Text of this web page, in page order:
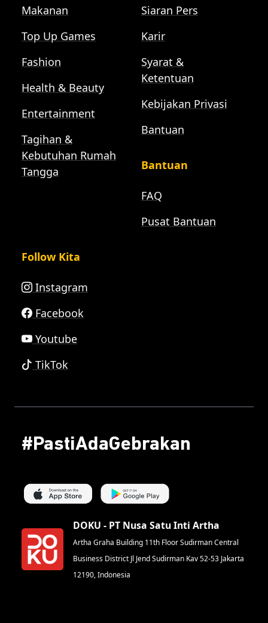
Makanan
Top Up Games
Fashion
Health & Beauty
Entertainment
Tagihan &
Kebutuhan Rumah
Tangga
Siaran Pers
Karir
Syarat &
Ketentuan
Kebijakan Privasi
Bantuan
Bantuan
FAQ
Pusat Bantuan
Follow Kita
Instagram
Facebook
Youtube
TikTok
#PastiAdaGebrakan
DOKU - PT Nusa Satu Inti Artha
Artha Graha Building 11th Floor Sudirman Central
Business District Jl Jend Sudirman Kav 52-53 Jakarta
12190, Indonesia